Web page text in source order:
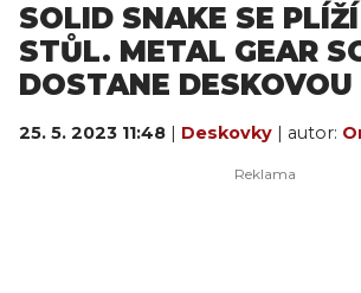
SOLID SNAKE SE
STŮL. METAL GEAR
DOSTANE DESKOVOU
25. 5. 2023 11:48 | Deskovky | autor: